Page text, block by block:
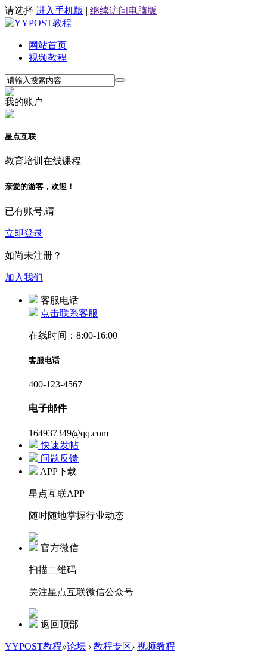
请选择 进入手机版 | 继续访问电脑版
网站首页
视频教程
我的账户
星点互联
教育培训在线课程
亲爱的游客，欢迎！
已有账号,请
立即登录
如尚未注册？
加入我们
客服电话
点击联系客服
在线时间：8:00-16:00
客服电话
400-123-4567
电子邮件
164937349@qq.com
快速发帖
问题反馈
APP下载
星点互联APP
随时随地掌握行业动态
官方微信
扫描二维码
关注星点互联微信公众号
返回顶部
YYPOST教程»论坛 › 教程专区› 视频教程